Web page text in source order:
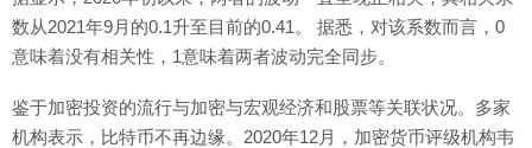
数从2021年9月的0.1升至目前的0.41。 据悉，对该系数而言，0
意味着没有相关性，1意味着两者波动完全同步。
鉴于加密投资的流行与加密与宏观经济和股票等关联状况。多家
机构表示，比特币不再边缘。2020年12月，加密货币评级机构韦